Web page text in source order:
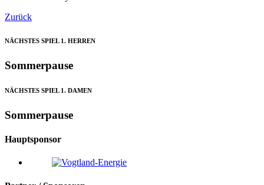
Zurück
NÄCHSTES SPIEL 1. HERREN
Sommerpause
NÄCHSTES SPIEL 1. DAMEN
Sommerpause
Hauptsponsor